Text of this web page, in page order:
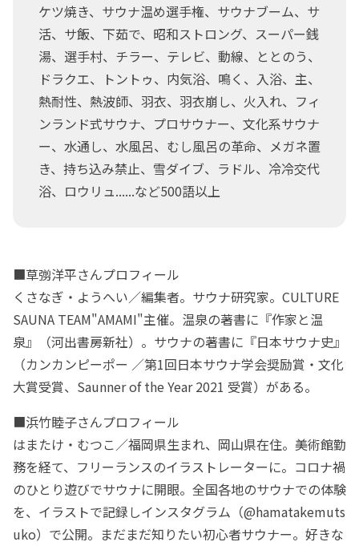
ケツ焼き、サウナ温め選手権、サウナブーム、サ
活、サ飯、下茹で、昭和ストロング、スーパー銭
湯、選手村、チラー、テレビ、動線、ととのう、
ドラクエ、トントゥ、内気浴、鳴く、入浴、主、
熱耐性、熱波師、羽衣、羽衣崩し、火入れ、フィ
ンランド式サウナ、プロサウナー、文化系サウナ
ー、水通し、水風呂、むし風呂の革命、メガネ置
き、持ち込み禁止、雪ダイブ、ラドル、冷冷交代
浴、ロウリュ......など500語以上
■草彅洋平さんプロフィール
くさなぎ・ようへい／編集者。サウナ研究家。CULTURE
SAUNA TEAM"AMAMI"主催。温泉の著書に『作家と温
泉』（河出書房新社）。サウナの著書に『日本サウナ史』
（カンカンピーポー ／第1回日本サウナ学会奨励賞・文化
大賞受賞、Saunner of the Year 2021 受賞）がある。
■浜竹睦子さんプロフィール
はまたけ・むつこ／福岡県生まれ、岡山県在住。美術館勤
務を経て、フリーランスのイラストレーターに。コロナ禍
のひとり遊びでサウナに開眼。全国各地のサウナでの体験
を、イラストで記録しインスタグラム（@hamatakemuts
uko）で公開。まだまだ知りたい初心者サウナー。好きな